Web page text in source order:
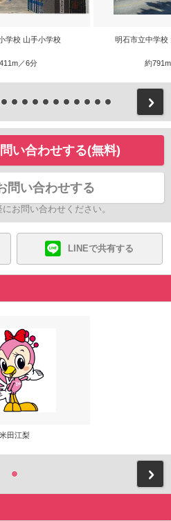
学校 山手小学校
／6分
明石市立中学校
約
い合わせする(無料)
問い合わせする
お問い合わせください。
LINEで共有する
米田江梨